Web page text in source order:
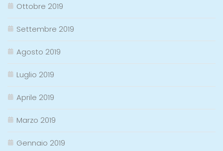
Ottobre 2019
Settembre 2019
Agosto 2019
Luglio 2019
Aprile 2019
Marzo 2019
Gennaio 2019